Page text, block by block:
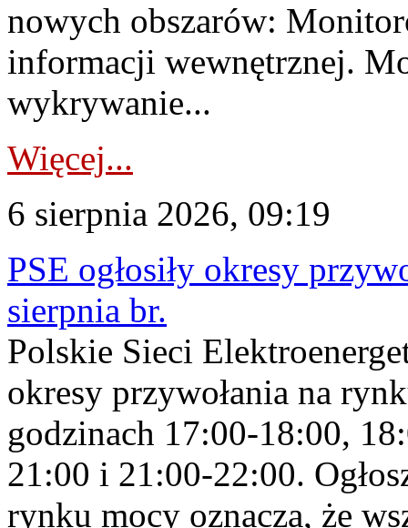
nowych obszarów:
informacji wewnętrznej.
wykrywanie...
Więcej...
6 sierpnia 2026, 09:19
PSE ogłosiły okresy
sierpnia br.
Polskie Sieci
okresy przywołania na
godzinach 17:00-18:00,
21:00 i 21:00-22:00.
rynku mocy oznacza, że